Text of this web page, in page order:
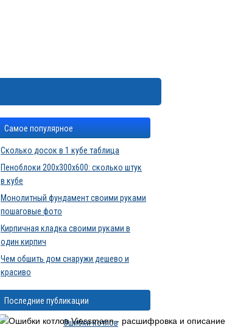
Самое популярное
Сколько досок в 1 кубе таблица
Пеноблоки 200х300х600: сколько штук
в кубе
Монолитный фундамент своими руками
пошаговые фото
Кирпичная кладка своими руками в
один кирпич
Чем обшить дом снаружи дешево и
красиво
Последние публикации
Ошибки котлов